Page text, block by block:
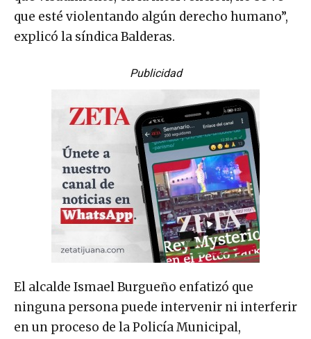
que esté violentando algún derecho humano”,
explicó la síndica Balderas.
Publicidad
El alcalde Ismael Burgueño enfatizó que
ninguna persona puede intervenir ni interferir
en un proceso de la Policía Municipal,